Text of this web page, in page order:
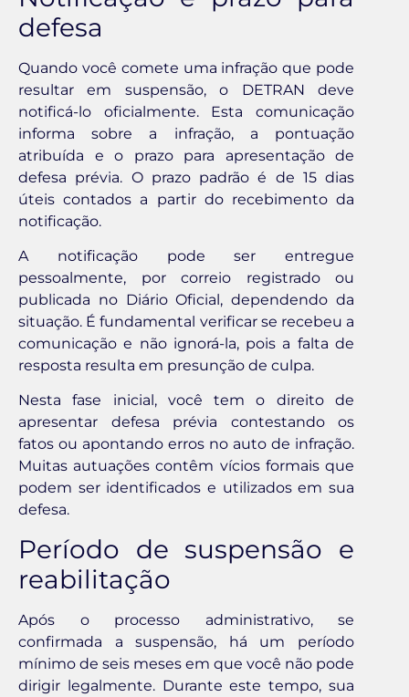
defesa
Quando você comete uma infração que pode
resultar em suspensão, o DETRAN deve
notificá-lo oficialmente. Esta comunicação
informa sobre a infração, a pontuação
atribuída e o prazo para apresentação de
defesa prévia. O prazo padrão é de 15 dias
úteis contados a partir do recebimento da
notificação.
A notificação pode ser entregue
pessoalmente, por correio registrado ou
publicada no Diário Oficial, dependendo da
situação. É fundamental verificar se recebeu a
comunicação e não ignorá-la, pois a falta de
resposta resulta em presunção de culpa.
Nesta fase inicial, você tem o direito de
apresentar defesa prévia contestando os
fatos ou apontando erros no auto de infração.
Muitas autuações contêm vícios formais que
podem ser identificados e utilizados em sua
defesa.
Período de suspensão e
reabilitação
Após o processo administrativo, se
confirmada a suspensão, há um período
mínimo de seis meses em que você não pode
dirigir legalmente. Durante este tempo, sua